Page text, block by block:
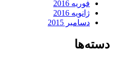
فوریه 2016
ژانویه 2016
دسامبر 2015
دسته‌ها